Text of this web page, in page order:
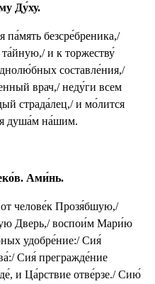
Ду́ху.
па́мять безсре́бреника,/
и к торжеству́
составле́ния,/
врач,/ неду́ги всем
страда́лец,/ и мо́лится
душа́м на́шим.
Ами́нь.
челове́к Прозя́бшую,/
Дверь,/ воспои́м Мари́ю
удобре́ние:/ Сия́
Сия́ прегражде́ние
и Ца́рствие отве́рзе./ Сию́